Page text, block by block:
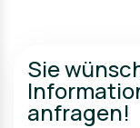
Sie
anfragen!